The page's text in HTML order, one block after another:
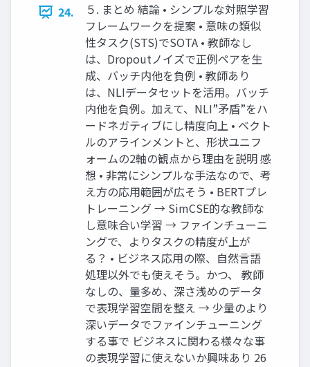
24.
５. まとめ 結論 • シンプルな対照学習
フレームワークを提案 • 意味の類似
性タスク(STS)でSOTA • 教師なし
は、Dropoutノイズで正例ペアを生
成、バッチ内他を負例 • 教師あり
は、NLIデータセットを活用。バッチ
内他を負例。加えて、NLI”矛盾”をハ
ードネガティブにし精度向上 • ベクト
ルのアラインメントと、形状ユニフ
ォームの2軸の観点から理由を説明 感
想 • 非常にシンプルな手法なので、考
え方の応用範囲が広そう • BERTプレ
トレーニング → SimCSE的な教師な
し意味合い学習 → ファインチューニ
ングで、よりタスクの精度が上が
る？ • ビジネス応用の際、自然言語
処理以外でも使えそう。かつ、 教師
なしの、量多め、深さ浅めのデータ
で表現学習空間を整え → 少量のより
深いデータでファインチューニング
する事で ビジネスに関わる様々な事
の表現学習に使えないか興味あり 26